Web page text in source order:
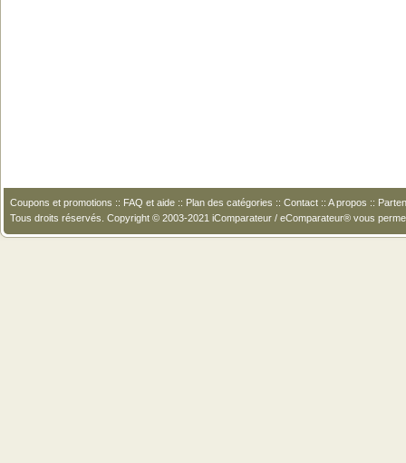
Coupons et promotions :: FAQ et aide :: Plan des catégories :: Contact :: A propos ::
Tous droits réservés. Copyright © 2003-2021 iComparateur / eComparateur® vous